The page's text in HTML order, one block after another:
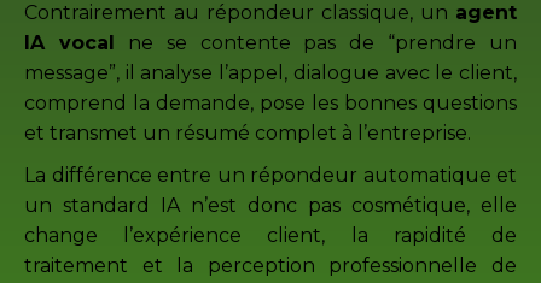
Contrairement au répondeur classique, un agent
IA vocal ne se contente pas de “prendre un
message”, il analyse l’appel, dialogue avec le client,
comprend la demande, pose les bonnes questions
et transmet un résumé complet à l’entreprise.
La différence entre un répondeur automatique et
un standard IA n’est donc pas cosmétique, elle
change l’expérience client, la rapidité de
traitement et la perception professionnelle de